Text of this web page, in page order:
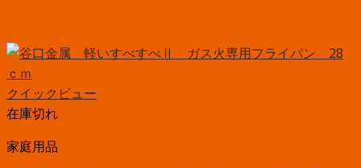
クイックビュー
在庫切れ
家庭用品